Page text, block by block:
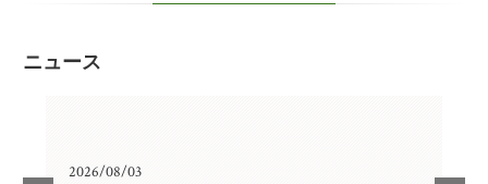
ニュース
2026/08/03